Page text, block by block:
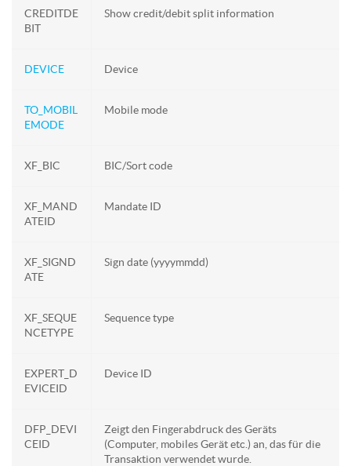
CREDITDE
BIT
Show credit/debit split information
DEVICE Device
TO_MOBIL
EMODE
Mobile mode
XF_BIC BIC/Sort code
XF_MAND
ATEID
Mandate ID
XF_SIGND
ATE
Sign date (yyyymmdd)
XF_SEQUE
NCETYPE
Sequence type
EXPERT_D
EVICEID
Device ID
DFP_DEVI
CEID
Zeigt den Fingerabdruck des Geräts
(Computer, mobiles Gerät etc.) an, das für die
Transaktion verwendet wurde.